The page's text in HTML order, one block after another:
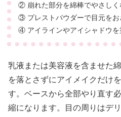
② 崩れた部分を綿棒でやさしく
③ プレストパウダーで目元をお
④ アイラインやアイシャドウを
乳液または美容液を含ませた
を落とさずにアイメイクだけ
す。ベースから全部やり直す
縮になります。目の周りはデ